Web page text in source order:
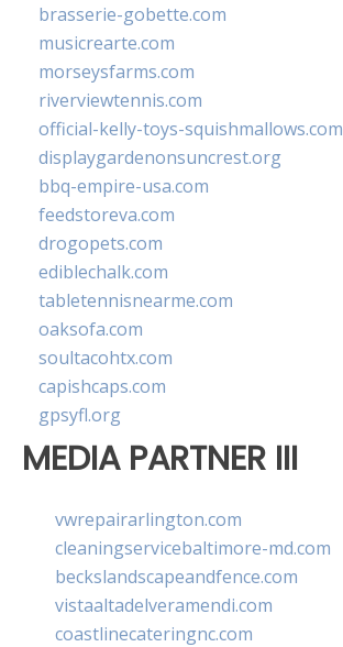
brasserie-gobette.com
musicrearte.com
morseysfarms.com
riverviewtennis.com
official-kelly-toys-squishmallows.com
displaygardenonsuncrest.org
bbq-empire-usa.com
feedstoreva.com
drogopets.com
ediblechalk.com
tabletennisnearme.com
oaksofa.com
soultacohtx.com
capishcaps.com
gpsyfl.org
MEDIA PARTNER III
vwrepairarlington.com
cleaningservicebaltimore-md.com
beckslandscapeandfence.com
vistaaltadelveramendi.com
coastlinecateringnc.com